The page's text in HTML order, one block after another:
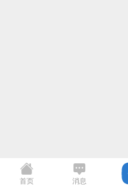
首页 消息